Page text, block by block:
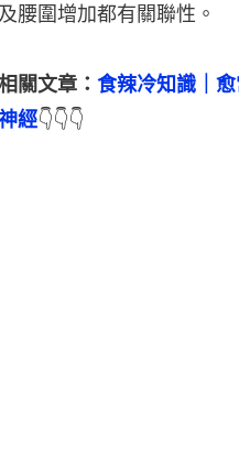
及腰圍增加都有關聯性。
關文章： 食辣冷知識｜
經👇👇👇